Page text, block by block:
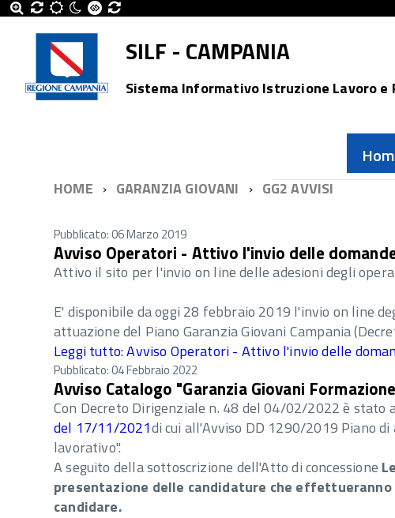
SILF - CAMPANIA
Sistema Informativo Istruzione Lavoro e
HOME GARANZIA GIOVANI GG2 AVVISI
Pubblicato: 06 Marzo 2019
Avviso Operatori - Attivo l'invio delle
Attivo il sito per l'invio on line delle adesioni degli
E' disponibile da oggi 28 febbraio 2019 l'invio on line
attuazione del Piano Garanzia Giovani Campania
Leggi tutto: Avviso Operatori - Attivo l'invio delle
Pubblicato: 04 Febbraio 2022
Avviso Catalogo "Garanzia Giovani
Con Decreto Dirigenziale n. 48 del 04/02/2022 è stato
del 17/11/2021di cui all'Avviso DD 1290/2019 Piano
lavorativo".
A seguito della sottoscrizione dell'Atto di concessione
presentazione delle candidature che
candidare.